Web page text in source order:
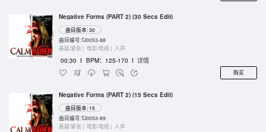
Negative Forms (PART 2) (30 Secs Edit)
曲目版本: 30
曲目编号:TJ0053-88
悬疑/紧张 | 电影/电视 | 人声
00:30 I BPM：125-170 I 详情
购买
Negative Forms (PART 2) (15 Secs Edit)
曲目版本: 15
曲目编号:TJ0053-89
悬疑/紧张 | 电影/电视 | 人声